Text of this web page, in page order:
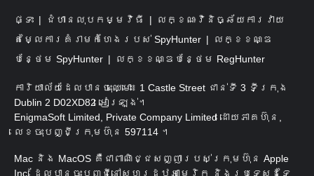
ផ្ទះ ជំហានលុបកម្មវិធី
លក្ខណៈវិនិច្ឆ័យការវាយ
តម្លៃការគំរាមកំហែងរបស់ SpyHunter
លក្ខខណ្ឌ
បន្ថែម SpyHunter
លក្ខខណ្ឌបន្ថែម RegHunter
ការិយាល័យដែលបានចុះឈ្មោះ៖ 1 Castle Street ជាន់ទី 3 ទីក្រុង
Dublin 2 D02XD82 អៀរឡង់។
EnigmaSoft Limited, Private Company Limited ដោយភាគហ៊ុន,
លេខចុះបញ្ជីក្រុមហ៊ុន 597114 ។
Mac និង MacOS គឺជាពាណិជ្ជសញ្ញារបស់ក្រុមហ៊ុន Apple
Inc. ដែលបានចុះបញ្ជីនៅសហរដ្ឋអាមេរិក និងប្រទេសដទៃ